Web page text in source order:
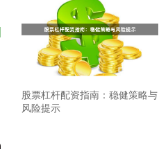
股票杠杆配资指南：稳健策略与
风险提示